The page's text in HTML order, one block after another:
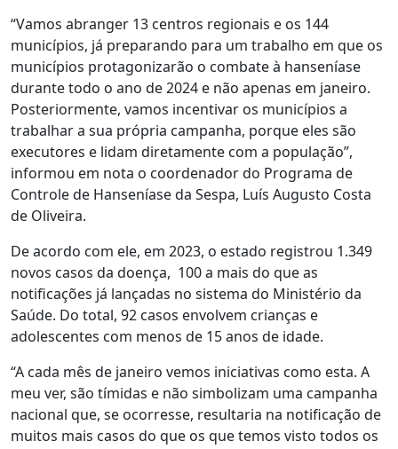
“Vamos abranger 13 centros regionais e os 144
municípios, já preparando para um trabalho em que os
municípios protagonizarão o combate à hanseníase
durante todo o ano de 2024 e não apenas em janeiro.
Posteriormente, vamos incentivar os municípios a
trabalhar a sua própria campanha, porque eles são
executores e lidam diretamente com a população”,
informou em nota o coordenador do Programa de
Controle de Hanseníase da Sespa, Luís Augusto Costa
de Oliveira.
De acordo com ele, em 2023, o estado registrou 1.349
novos casos da doença, 100 a mais do que as
notificações já lançadas no sistema do Ministério da
Saúde. Do total, 92 casos envolvem crianças e
adolescentes com menos de 15 anos de idade.
“A cada mês de janeiro vemos iniciativas como esta. A
meu ver, são tímidas e não simbolizam uma campanha
nacional que, se ocorresse, resultaria na notificação de
muitos mais casos do que os que temos visto todos os